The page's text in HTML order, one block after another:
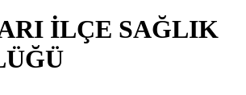
İLÇE SAĞLIK